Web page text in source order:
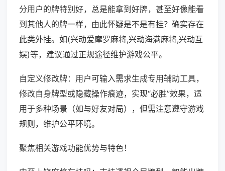
分用户的牌特别好，总是能拿到好牌，甚至好像能看
到其他人的牌一样，由此怀疑是不是有挂？确实存在
此类外挂。如(兴动爱摩罗麻将,兴动海满麻将,兴动互
娱)等，建议通过正规途径维护游戏公平。
自定义修改牌：用户可输入需求生成专用辅助工具，
修改自身牌型或隐藏操作痕迹，实现“必胜”效果，适
用于多种场景（如与好友对局），但需注意遵守游戏
规则，维护公平环境。
聚焦相关游戏功能优势与特色！